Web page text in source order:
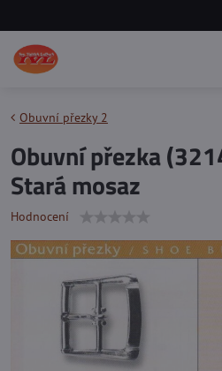
Obuvní přezky 2
Obuvní přezka
Stará mosaz
Hodnocení